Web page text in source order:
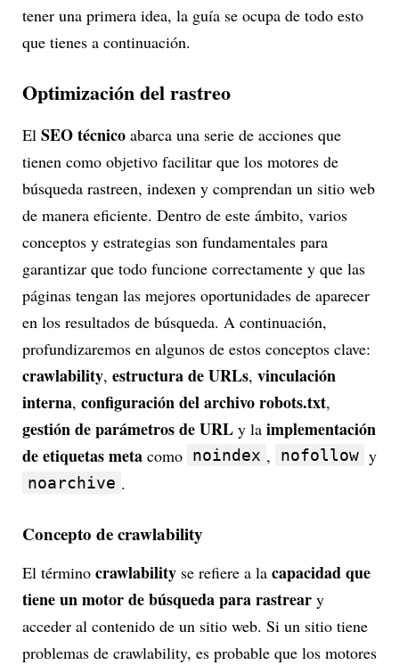
tener una primera idea, la guía se ocupa de todo esto
que tienes a continuación.
Optimización del rastreo
El SEO técnico abarca una serie de acciones que
tienen como objetivo facilitar que los motores de
búsqueda rastreen, indexen y comprendan un sitio web
de manera eficiente. Dentro de este ámbito, varios
conceptos y estrategias son fundamentales para
garantizar que todo funcione correctamente y que las
páginas tengan las mejores oportunidades de aparecer
en los resultados de búsqueda. A continuación,
profundizaremos en algunos de estos conceptos clave:
crawlability, estructura de URLs, vinculación
interna, configuración del archivo robots.txt,
gestión de parámetros de URL y la implementación
de etiquetas meta como noindex , nofollow y
noarchive .
Concepto de crawlability
El término crawlability se refiere a la capacidad que
tiene un motor de búsqueda para rastrear y
acceder al contenido de un sitio web. Si un sitio tiene
problemas de crawlability, es probable que los motores